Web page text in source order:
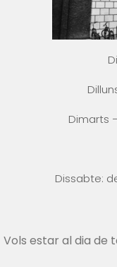
Dimarts
Dissabte:
Vols estar al dia de